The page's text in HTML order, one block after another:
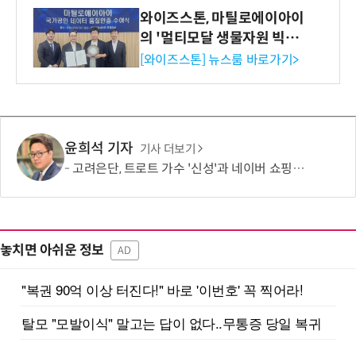
와이즈스톤, 마틸로에이아이
의 '멀티모달 생물자원 빅데
이터'에 DQ인증 최고 등급
[와이즈스톤] 뉴스룸 바로가기>
윤희석 기자 기사 더보기
고려은단, 트로트 가수 '신성'과 네이버 쇼핑라이브 켠다
놓치면 아쉬운 정보 AD